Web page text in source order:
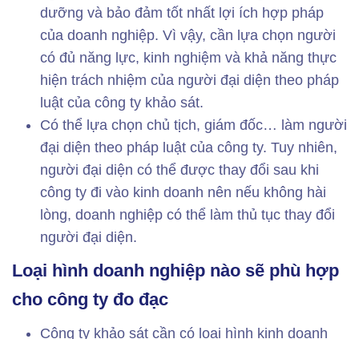
dưỡng và bảo đảm tốt nhất lợi ích hợp pháp
của doanh nghiệp. Vì vậy, cần lựa chọn người
có đủ năng lực, kinh nghiệm và khả năng thực
hiện trách nhiệm của người đại diện theo pháp
luật của công ty khảo sát.
Có thể lựa chọn chủ tịch, giám đốc… làm người
đại diện theo pháp luật của công ty. Tuy nhiên,
người đại diện có thể được thay đổi sau khi
công ty đi vào kinh doanh nên nếu không hài
lòng, doanh nghiệp có thể làm thủ tục thay đổi
người đại diện.
Loại hình doanh nghiệp nào sẽ phù hợp
cho công ty đo đạc
Công ty khảo sát cần có loại hình kinh doanh